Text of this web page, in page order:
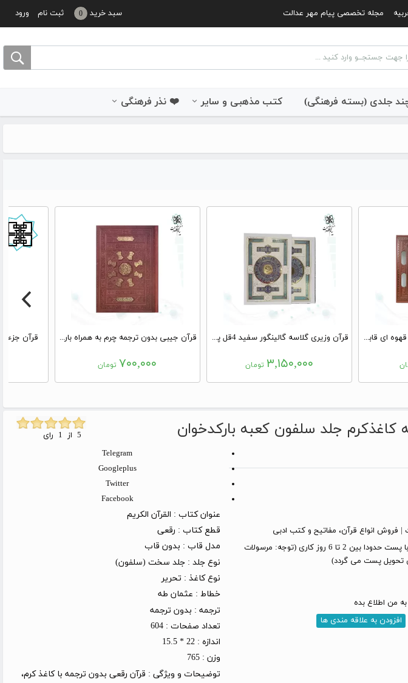
ورود ثبت نام سبد خرید 0 مجله تخصصی پیام مهر عدالت
جلدی (بسته فرهنگی) کتب مذهبی و سایر ❤️ نذر فرهنگی
قرآن وزیری تحریر4رنگ چرم قهوه ای قابدار کشویی قرآن وزیری گلاسه گالینگور سفید 4قل پلاکدار قابدار کشویی
۳,۱۵۰,۰۰۰ تومان
قرآن جیبی بدون ترجمه چرم به همراه بارکدخوان
۷۰۰,۰۰۰ تومان
قرآن جزء 30 معطر نیم جیبی پلاک دار
کاغذکرم جلد سلفون کعبه بارکدخوان
| فروش انواع قرآن، مفاتیح و کتب ادبی
با پیک در تهران 1 روز و با پست حدودا بین 2 تا 6 روز کاری (توجه: مرسولات
تحویل پست می گردد)
به من اطلاع بده
افزودن به علاقه مندی ها
Telegram
Googleplus
Twitter
Facebook
عنوان کتاب : القرآن الکریم
قطع کتاب : رقعی
مدل قاب : بدون قاب
نوع جلد :جلد سخت (سلفون)
نوع کاغذ : تحریر
خطاط : عثمان طه
ترجمه : بدون ترجمه
تعداد صفحات :604
اندازه :22 * 15.5
وزن :765
توضیحات و ویژگی : قرآن رقعی بدون ترجمه با کاغذ کرم،